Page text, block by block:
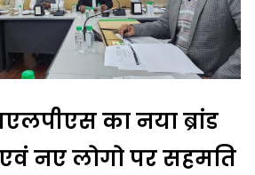
का नया ब्रांड
नए लोगो पर सहमति